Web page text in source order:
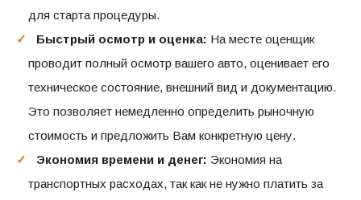
для старта процедуры.
Быстрый осмотр и оценка: На месте оценщик
проводит полный осмотр вашего авто, оценивает его
техническое состояние, внешний вид и документацию.
Это позволяет немедленно определить рыночную
стоимость и предложить Вам конкретную цену.
Экономия времени и денег: Экономия на
транспортных расходах, так как не нужно платить за